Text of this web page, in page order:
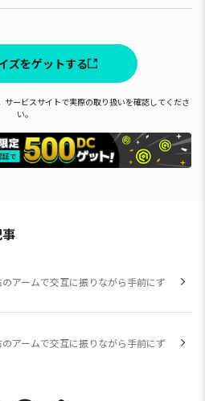
ズをゲットする
ービスサイトで実際の取り扱いを確認してくださ
い。
アームで交互に振りながら手前にず
アームで交互に振りながら手前にず